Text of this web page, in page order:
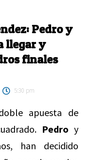
Pedro y
llegar y
finales
5:30 pm
apuesta de
Pedro y
han decidido